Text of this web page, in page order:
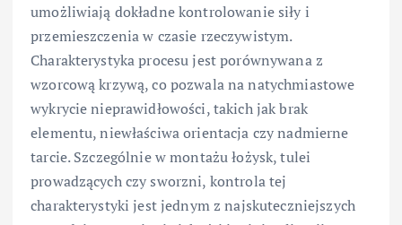
umożliwiają dokładne kontrolowanie siły i
przemieszczenia w czasie rzeczywistym.
Charakterystyka procesu jest porównywana z
wzorcową krzywą, co pozwala na natychmiastowe
wykrycie nieprawidłowości, takich jak brak
elementu, niewłaściwa orientacja czy nadmierne
tarcie. Szczególnie w montażu łożysk, tulei
prowadzących czy sworzni, kontrola tej
charakterystyki jest jednym z najskuteczniejszych